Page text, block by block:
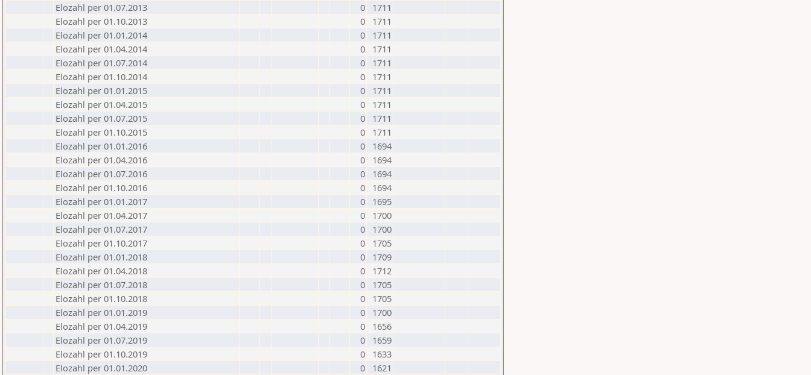
Elozahl per 01.07.2013
0
1711
Elozahl per 01.10.2013
0
1711
Elozahl per 01.01.2014
0
1711
Elozahl per 01.04.2014
0
1711
Elozahl per 01.07.2014
0
1711
Elozahl per 01.10.2014
0
1711
Elozahl per 01.01.2015
0
1711
Elozahl per 01.04.2015
0
1711
Elozahl per 01.07.2015
0
1711
Elozahl per 01.10.2015
0
1711
Elozahl per 01.01.2016
0
1694
Elozahl per 01.04.2016
0
1694
Elozahl per 01.07.2016
0
1694
Elozahl per 01.10.2016
0
1694
Elozahl per 01.01.2017
0
1695
Elozahl per 01.04.2017
0
1700
Elozahl per 01.07.2017
0
1700
Elozahl per 01.10.2017
0
1705
Elozahl per 01.01.2018
0
1709
Elozahl per 01.04.2018
0
1712
Elozahl per 01.07.2018
0
1705
Elozahl per 01.10.2018
0
1705
Elozahl per 01.01.2019
0
1700
Elozahl per 01.04.2019
0
1656
Elozahl per 01.07.2019
0
1659
Elozahl per 01.10.2019
0
1633
Elozahl per 01.01.2020
0
1621